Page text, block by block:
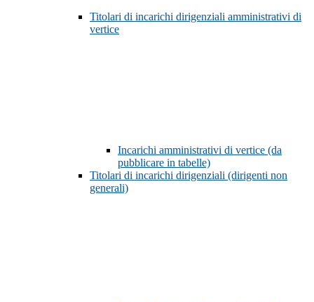
Titolari di incarichi dirigenziali amministrativi di
vertice
Incarichi amministrativi di vertice (da
pubblicare in tabelle)
Titolari di incarichi dirigenziali (dirigenti non
generali)